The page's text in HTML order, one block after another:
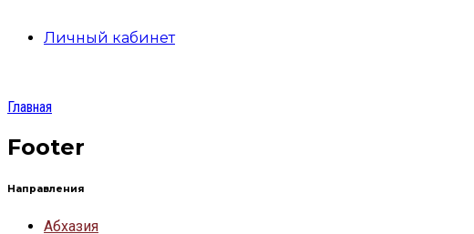
Личный кабинет
Главная
Footer
Направления
Абхазия